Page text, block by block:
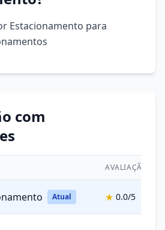
Estacionamento para
com
AVALIAÇÃO
Atual ★ 0.0/5